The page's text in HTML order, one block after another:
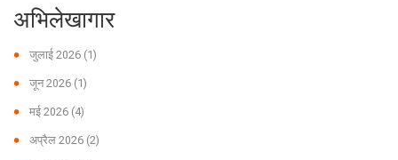
अभिलेखागार
जुलाई 2026 (1)
जून 2026 (1)
मई 2026 (4)
अप्रैल 2026 (2)